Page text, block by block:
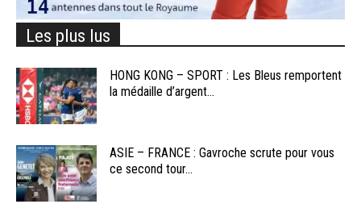
Les plus lus
HONG KONG – SPORT : Les Bleus remportent
la médaille d’argent...
ASIE – FRANCE : Gavroche scrute pour vous
ce second tour...